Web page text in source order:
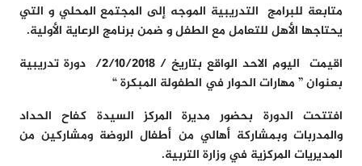
متابعة للبرامج التدريبية الموجه إلى المجتمع المحلي و التي
يحتاجها الأهل للتعامل مع الطفل و ضمن برنامج الرعاية الأولية.
اقيمت اليوم الاحد الواقع بتاريخ / 2/10/2018/ دورة تدريبية
بعنوان ” مهارات الحوار في الطفولة المبكرة “
افتتحت الدورة بحضور مديرة المركز السيدة كفاح الحداد
والمدربات وبمشاركة أهالي من أطفال الروضة ومشاركين من
المديريات المركزية في وزارة التربية.